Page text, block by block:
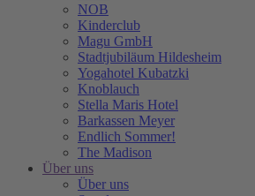
NOB
Kinderclub
Magu GmbH
Stadtjubiläum Hildesheim
Yogahotel Kubatzki
Knoblauch
Stella Maris Hotel
Barkassen Meyer
Endlich Sommer!
The Madison
Über uns
Über uns